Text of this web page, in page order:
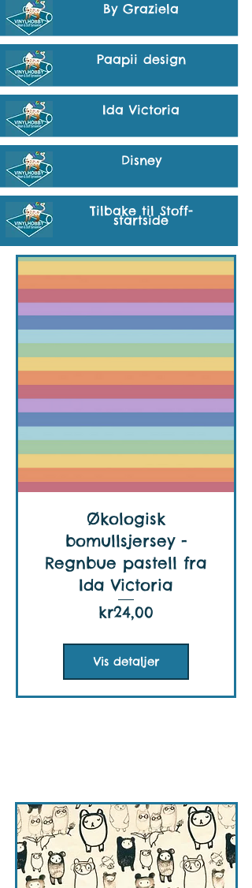
By Graziela
Paapii design
Ida Victoria
Disney
Tilbake til Stoff-
startside
Økologisk
bomullsjersey -
Regnbue pastell fra
Ida Victoria
kr24,00
Vis detaljer